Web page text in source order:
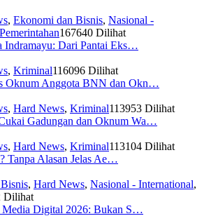
, Ekonomi dan Bisnis, Nasional -
Pemerintahan167640 Dilihat
Indramayu: Dari Pantai Eks…
, Kriminal116096 Dilihat
Oknum Anggota BNN dan Okn…
, Hard News, Kriminal113953 Dilihat
Gadungan dan Oknum Wa…
, Hard News, Kriminal113104 Dilihat
Alasan Jelas Ae…
, Hard News, Nasional - International,
Dilihat
Media Digital 2026: Bukan S…